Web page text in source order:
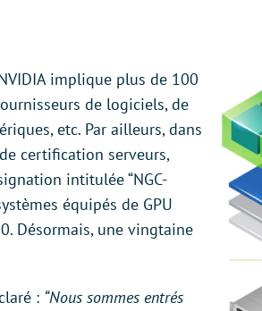
implique plus de 100
de logiciels, de
etc. Par ailleurs, dans
certification serveurs,
intitulée “NGC-
équipés de GPU
Désormais, une vingtaine
: “Nous sommes entrés